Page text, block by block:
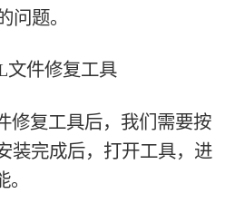
问题。
文件修复工具
修复工具后，我们需要按
装完成后，打开工具，进